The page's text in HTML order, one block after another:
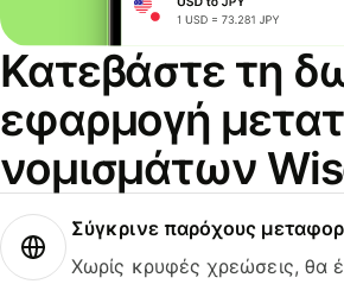
Κατεβάστε τη
εφαρμογή
νομισμάτων
Σύγκρινε παρόχους
Χωρίς κρυφές χρεώσεις, θα